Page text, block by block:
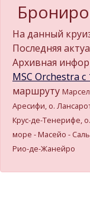
На данный
Последняя
Архивная
MSC Orchestra c
маршруту
Аресифи, о.
Крус-де-Тенерифе,
море - Масейо -
Рио-де-Жанейро